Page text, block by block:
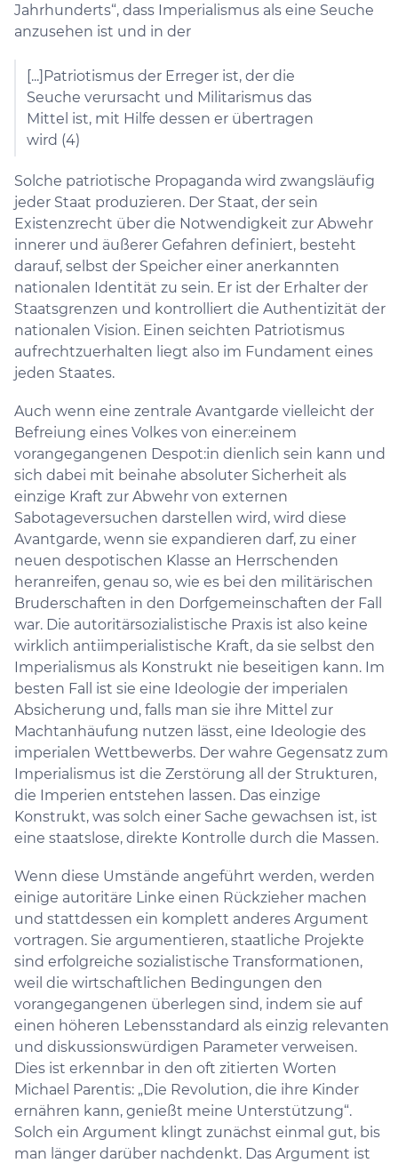
Jahrhunderts“, dass Imperialismus als eine Seuche
anzusehen ist und in der
[...]Patriotismus der Erreger ist, der die
Seuche verursacht und Militarismus das
Mittel ist, mit Hilfe dessen er übertragen
wird (4)
Solche patriotische Propaganda wird zwangsläufig
jeder Staat produzieren. Der Staat, der sein
Existenzrecht über die Notwendigkeit zur Abwehr
innerer und äußerer Gefahren definiert, besteht
darauf, selbst der Speicher einer anerkannten
nationalen Identität zu sein. Er ist der Erhalter der
Staatsgrenzen und kontrolliert die Authentizität der
nationalen Vision. Einen seichten Patriotismus
aufrechtzuerhalten liegt also im Fundament eines
jeden Staates.
Auch wenn eine zentrale Avantgarde vielleicht der
Befreiung eines Volkes von einer:einem
vorangegangenen Despot:in dienlich sein kann und
sich dabei mit beinahe absoluter Sicherheit als
einzige Kraft zur Abwehr von externen
Sabotageversuchen darstellen wird, wird diese
Avantgarde, wenn sie expandieren darf, zu einer
neuen despotischen Klasse an Herrschenden
heranreifen, genau so, wie es bei den militärischen
Bruderschaften in den Dorfgemeinschaften der Fall
war. Die autoritärsozialistische Praxis ist also keine
wirklich antiimperialistische Kraft, da sie selbst den
Imperialismus als Konstrukt nie beseitigen kann. Im
besten Fall ist sie eine Ideologie der imperialen
Absicherung und, falls man sie ihre Mittel zur
Machtanhäufung nutzen lässt, eine Ideologie des
imperialen Wettbewerbs. Der wahre Gegensatz zum
Imperialismus ist die Zerstörung all der Strukturen,
die Imperien entstehen lassen. Das einzige
Konstrukt, was solch einer Sache gewachsen ist, ist
eine staatslose, direkte Kontrolle durch die Massen.
Wenn diese Umstände angeführt werden, werden
einige autoritäre Linke einen Rückzieher machen
und stattdessen ein komplett anderes Argument
vortragen. Sie argumentieren, staatliche Projekte
sind erfolgreiche sozialistische Transformationen,
weil die wirtschaftlichen Bedingungen den
vorangegangenen überlegen sind, indem sie auf
einen höheren Lebensstandard als einzig relevanten
und diskussionswürdigen Parameter verweisen.
Dies ist erkennbar in den oft zitierten Worten
Michael Parentis: „Die Revolution, die ihre Kinder
ernähren kann, genießt meine Unterstützung“.
Solch ein Argument klingt zunächst einmal gut, bis
man länger darüber nachdenkt. Das Argument ist